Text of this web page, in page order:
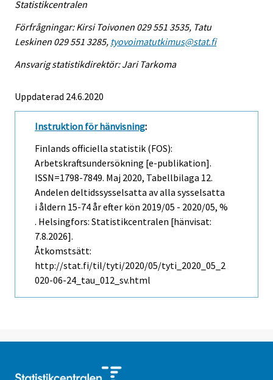
Statistikcentralen
Förfrågningar: Kirsi Toivonen 029 551 3535, Tatu
Leskinen 029 551 3285, tyovoimatutkimus@stat.fi
Ansvarig statistikdirektör: Jari Tarkoma
Uppdaterad 24.6.2020
Instruktion för hänvisning:
Finlands officiella statistik (FOS):
Arbetskraftsundersökning [e-publikation].
ISSN=1798-7849. Maj 2020, Tabellbilaga 12.
Andelen deltidssysselsatta av alla sysselsatta
i åldern 15-74 år efter kön 2019/05 - 2020/05, %
. Helsingfors: Statistikcentralen [hänvisat:
7.8.2026].
Åtkomstsätt:
http://stat.fi/til/tyti/2020/05/tyti_2020_05_2
020-06-24_tau_012_sv.html